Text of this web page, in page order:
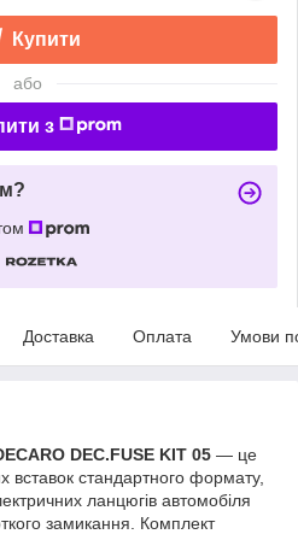
Купити
або
з
Доставка Оплата Умови
DEC.FUSE KIT 05 — це
вставок стандартного формату,
ланцюгів автомобіля
замикання. Комплект